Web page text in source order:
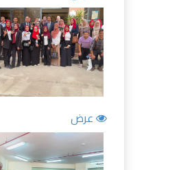
عرض